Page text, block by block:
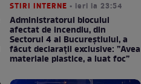
STIRI INTERNE • ieri la 23:54
Administratorul blocului
afectat de incendiu, din
Sectorul 4 al Bucureștiului, a
făcut declarații exclusive: ”Avea
materiale plastice, a luat foc”